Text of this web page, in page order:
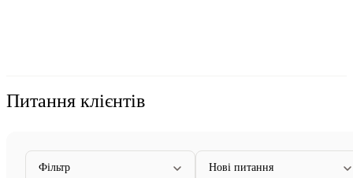
Питання клієнтів
Фільтр Нові питання